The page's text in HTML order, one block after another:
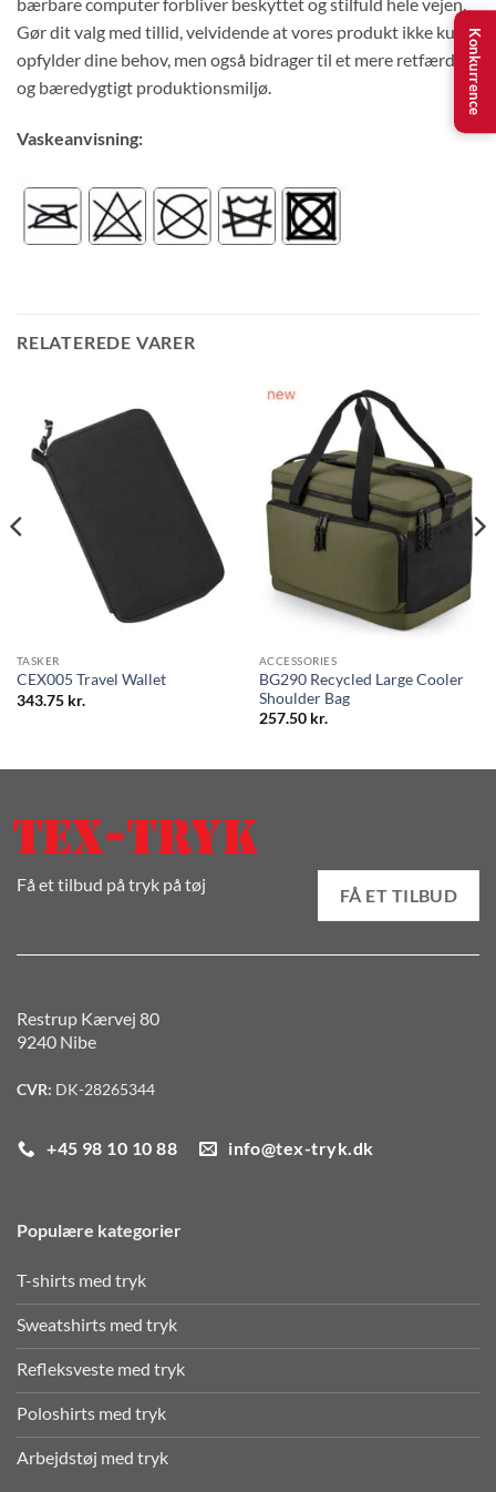
Gør dit valg med tillid, velvidende at vores produkt ikke kun
opfylder dine behov, men også bidrager til et mere retfærdigt
og bæredygtigt produktionsmiljø.
Vaskeanvisning:
RELATEREDE VARER
TASKER
CEX005 Travel Wallet
343.75 kr.
ACCESSORIES
BG290 Recycled Large Cooler
Shoulder Bag
257.50 kr.
Få et tilbud på tryk på tøj
FÅ ET TILBUD
Restrup Kærvej 80
9240 Nibe
CVR: DK-28265344
+45 98 10 10 88 info@tex-tryk.dk
Populære kategorier
T-shirts med tryk
Sweatshirts med tryk
Refleksveste med tryk
Poloshirts med tryk
Arbejdstøj med tryk
Konkurrence